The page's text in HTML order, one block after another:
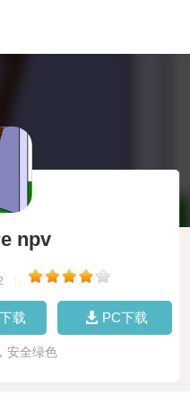
npv
载 PC下载
安全绿色